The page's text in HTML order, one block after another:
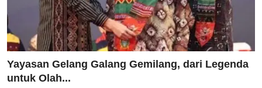
Yayasan Gelang Galang Gemilang, dari Legenda
untuk Olah...